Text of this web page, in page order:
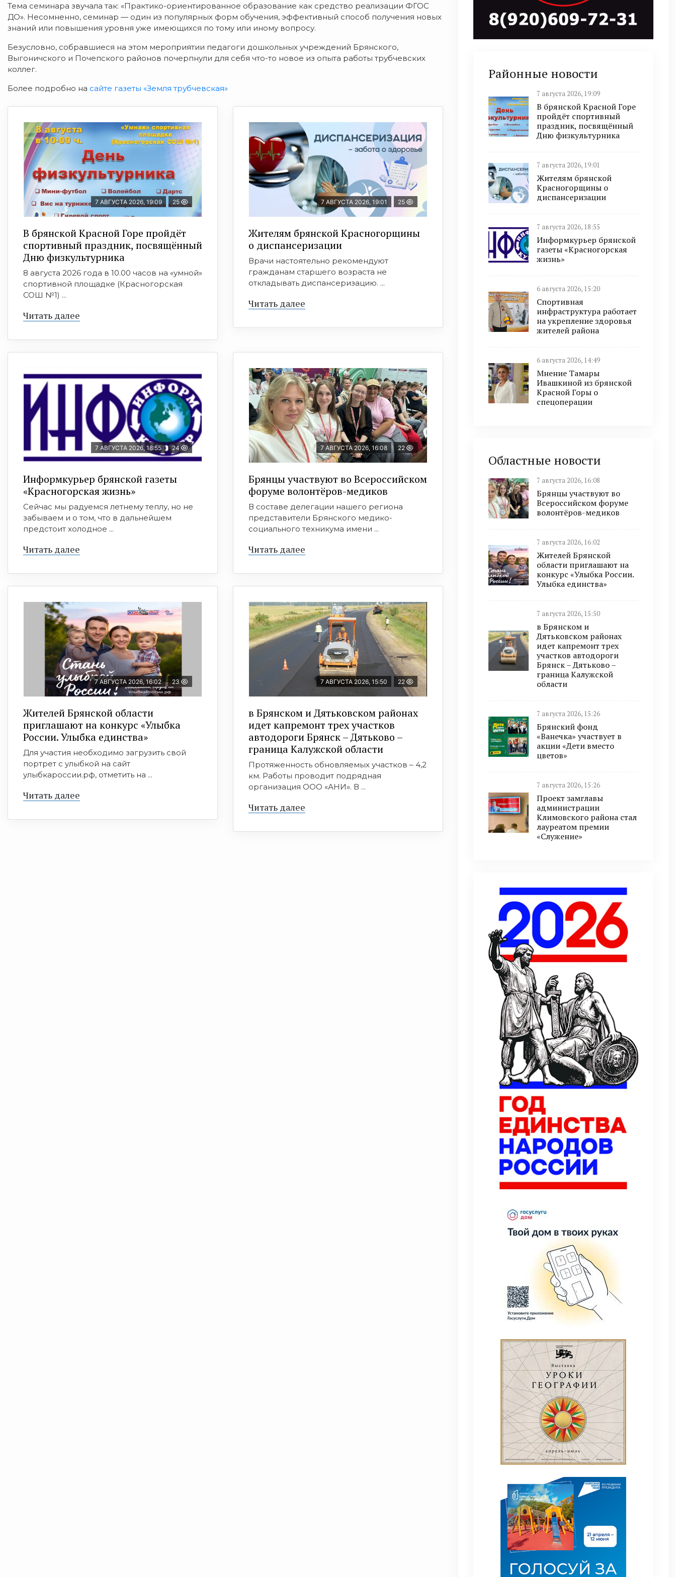
Тема семинара звучала так: «Практико-ориентированное образование как средство реализации ФГОС
ДО». Несомненно, семинар — один из популярных форм обучения, эффективный способ получения новых
знаний или повышения уровня уже имеющихся по тому или иному вопросу.
Безусловно, собравшиеся на этом мероприятии педагоги дошкольных учреждений Брянского,
Выгоничского и Почепского районов почерпнули для себя что-то новое из опыта работы трубчевских
коллег.
Более подробно на сайте газеты «Земля трубчевская»
7 АВГУСТА 2026, 19:09 25
В брянской Красной Горе пройдёт
спортивный праздник, посвящённый
Дню физкультурника
8 августа 2026 года в 10.00 часов на «умной»
спортивной площадке (Красногорская
СОШ №1) ...
Читать далее
7 АВГУСТА 2026, 19:01 25
Жителям брянской Красногорщины
о диспансеризации
Врачи настоятельно рекомендуют
гражданам старшего возраста не
откладывать диспансеризацию. ...
Читать далее
7 АВГУСТА 2026, 18:55 24
Информкурьер брянской газеты
«Красногорская жизнь»
Сейчас мы радуемся летнему теплу, но не
забываем и о том, что в дальнейшем
предстоит холодное ...
Читать далее
7 АВГУСТА 2026, 16:08 22
Брянцы участвуют во Всероссийском
форуме волонтёров-медиков
В составе делегации нашего региона
представители Брянского медико-
социального техникума имени ...
Читать далее
7 АВГУСТА 2026, 16:02 23
Жителей Брянской области
приглашают на конкурс «Улыбка
России. Улыбка единства»
Для участия необходимо загрузить свой
портрет с улыбкой на сайт
улыбкароссии.рф, отметить на ...
Читать далее
7 АВГУСТА 2026, 15:50 22
в Брянском и Дятьковском районах
идет капремонт трех участков
автодороги Брянск – Дятьково –
граница Калужской области
Протяженность обновляемых участков – 4,2
км. Работы проводит подрядная
организация ООО «АНИ». В ...
Читать далее
Районные новости
7 августа 2026, 19:09
В брянской Красной Горе
пройдёт спортивный
праздник, посвящённый
Дню физкультурника
7 августа 2026, 19:01
Жителям брянской
Красногорщины о
диспансеризации
7 августа 2026, 18:55
Информкурьер брянской
газеты «Красногорская
жизнь»
6 августа 2026, 15:20
Спортивная
инфраструктура работает
на укрепление здоровья
жителей района
6 августа 2026, 14:49
Мнение Тамары
Ивашкиной из брянской
Красной Горы о
спецоперации
Областные новости
7 августа 2026, 16:08
Брянцы участвуют во
Всероссийском форуме
волонтёров-медиков
7 августа 2026, 16:02
Жителей Брянской
области приглашают на
конкурс «Улыбка России.
Улыбка единства»
7 августа 2026, 15:50
в Брянском и
Дятьковском районах
идет капремонт трех
участков автодороги
Брянск – Дятьково –
граница Калужской
области
7 августа 2026, 15:26
Брянский фонд
«Ванечка» участвует в
акции «Дети вместо
цветов»
7 августа 2026, 15:26
Проект замглавы
администрации
Климовского района стал
лауреатом премии
«Служение»